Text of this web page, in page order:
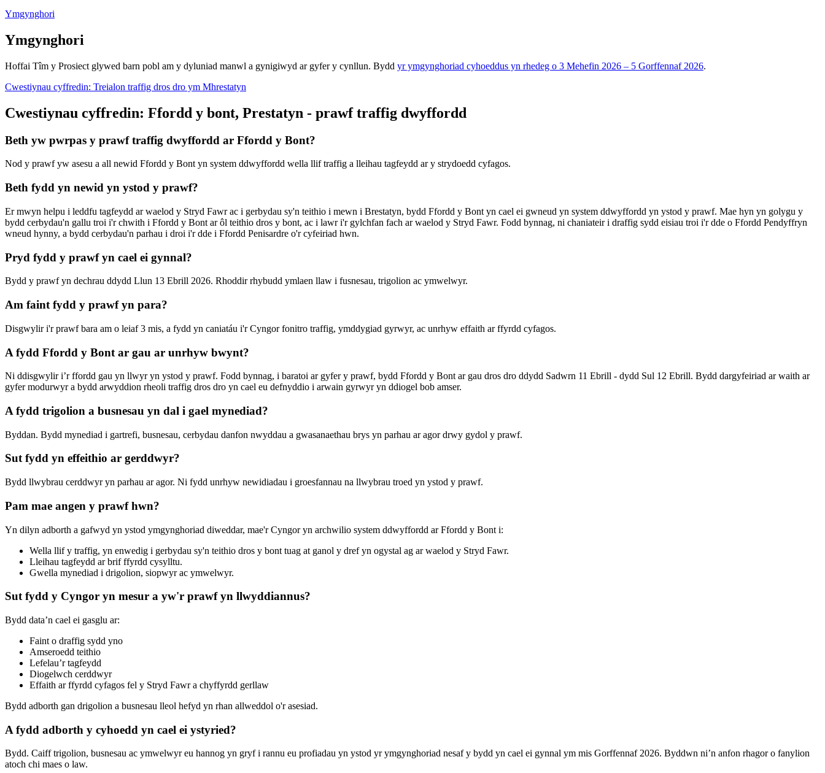
Ymgynghori
Ymgynghori
Hoffai Tîm y Prosiect glywed barn pobl am y dyluniad manwl a gynigiwyd ar gyfer y cynllun. Bydd yr ymgynghoriad cyhoeddus yn rhedeg o 3 Mehefin 2026 – 5 Gorffennaf 2026.
Cwestiynau cyffredin: Treialon traffig dros dro ym Mhrestatyn
Cwestiynau cyffredin: Ffordd y bont, Prestatyn - prawf traffig dwyffordd
Beth yw pwrpas y prawf traffig dwyffordd ar Ffordd y Bont?
Nod y prawf yw asesu a all newid Ffordd y Bont yn system ddwyffordd wella llif traffig a lleihau tagfeydd ar y strydoedd cyfagos.
Beth fydd yn newid yn ystod y prawf?
Er mwyn helpu i leddfu tagfeydd ar waelod y Stryd Fawr ac i gerbydau sy'n teithio i mewn i Brestatyn, bydd Ffordd y Bont yn cael ei gwneud yn system ddwyffordd yn ystod y prawf. Mae hyn yn golygu y
bydd cerbydau'n gallu troi i'r chwith i Ffordd y Bont ar ôl teithio dros y bont, ac i lawr i'r gylchfan fach ar waelod y Stryd Fawr. Fodd bynnag, ni chaniateir i draffig sydd eisiau troi i'r dde o Ffordd Pendyffryn
wneud hynny, a bydd cerbydau'n parhau i droi i'r dde i Ffordd Penisardre o'r cyfeiriad hwn.
Pryd fydd y prawf yn cael ei gynnal?
Bydd y prawf yn dechrau ddydd Llun 13 Ebrill 2026. Rhoddir rhybudd ymlaen llaw i fusnesau, trigolion ac ymwelwyr.
Am faint fydd y prawf yn para?
Disgwylir i'r prawf bara am o leiaf 3 mis, a fydd yn caniatáu i'r Cyngor fonitro traffig, ymddygiad gyrwyr, ac unrhyw effaith ar ffyrdd cyfagos.
A fydd Ffordd y Bont ar gau ar unrhyw bwynt?
Ni ddisgwylir i’r ffordd gau yn llwyr yn ystod y prawf. Fodd bynnag, i baratoi ar gyfer y prawf, bydd Ffordd y Bont ar gau dros dro ddydd Sadwrn 11 Ebrill - dydd Sul 12 Ebrill. Bydd dargyfeiriad ar waith ar
gyfer modurwyr a bydd arwyddion rheoli traffig dros dro yn cael eu defnyddio i arwain gyrwyr yn ddiogel bob amser.
A fydd trigolion a busnesau yn dal i gael mynediad?
Byddan. Bydd mynediad i gartrefi, busnesau, cerbydau danfon nwyddau a gwasanaethau brys yn parhau ar agor drwy gydol y prawf.
Sut fydd yn effeithio ar gerddwyr?
Bydd llwybrau cerddwyr yn parhau ar agor. Ni fydd unrhyw newidiadau i groesfannau na llwybrau troed yn ystod y prawf.
Pam mae angen y prawf hwn?
Yn dilyn adborth a gafwyd yn ystod ymgynghoriad diweddar, mae'r Cyngor yn archwilio system ddwyffordd ar Ffordd y Bont i:
Wella llif y traffig, yn enwedig i gerbydau sy'n teithio dros y bont tuag at ganol y dref yn ogystal ag ar waelod y Stryd Fawr.
Lleihau tagfeydd ar brif ffyrdd cysylltu.
Gwella mynediad i drigolion, siopwyr ac ymwelwyr.
Sut fydd y Cyngor yn mesur a yw'r prawf yn llwyddiannus?
Bydd data’n cael ei gasglu ar:
Faint o draffig sydd yno
Amseroedd teithio
Lefelau’r tagfeydd
Diogelwch cerddwyr
Effaith ar ffyrdd cyfagos fel y Stryd Fawr a chyffyrdd gerllaw
Bydd adborth gan drigolion a busnesau lleol hefyd yn rhan allweddol o'r asesiad.
A fydd adborth y cyhoedd yn cael ei ystyried?
Bydd. Caiff trigolion, busnesau ac ymwelwyr eu hannog yn gryf i rannu eu profiadau yn ystod yr ymgynghoriad nesaf y bydd yn cael ei gynnal ym mis Gorffennaf 2026. Byddwn ni’n anfon rhagor o fanylion
atoch chi maes o law.